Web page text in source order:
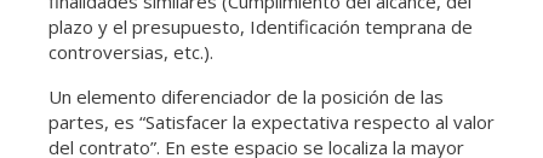
plazo y el presupuesto, Identificación temprana de
controversias, etc.).
Un elemento diferenciador de la posición de las
partes, es “Satisfacer la expectativa respecto al valor
del contrato”. En este espacio se localiza la mayor